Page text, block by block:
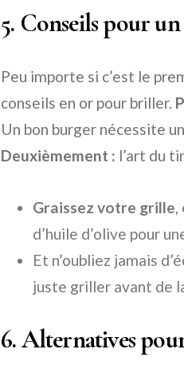
5. Conseils pour
Peu importe si c’est le
conseils en or pour briller.
Un bon burger nécessite
Deuxièmement : l’art du
Graissez votre grille,
d’huile d’olive pour
Et n’oubliez jamais
juste griller avant de
6. Alternatives